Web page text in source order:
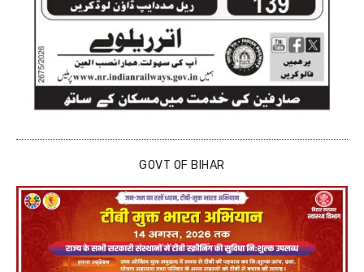
GOVT OF BIHAR